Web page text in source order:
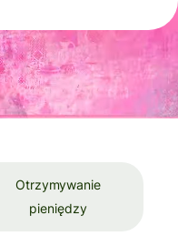
Otrzymywanie
pieniędzy